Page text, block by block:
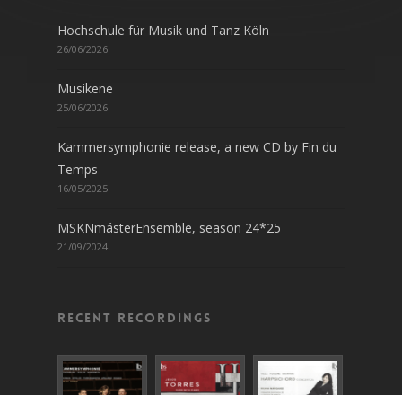
Hochschule für Musik und Tanz Köln
26/06/2026
Musikene
25/06/2026
Kammersymphonie release, a new CD by Fin du
Temps
16/05/2025
MSKNmásterEnsemble, season 24*25
21/09/2024
Recent recordings